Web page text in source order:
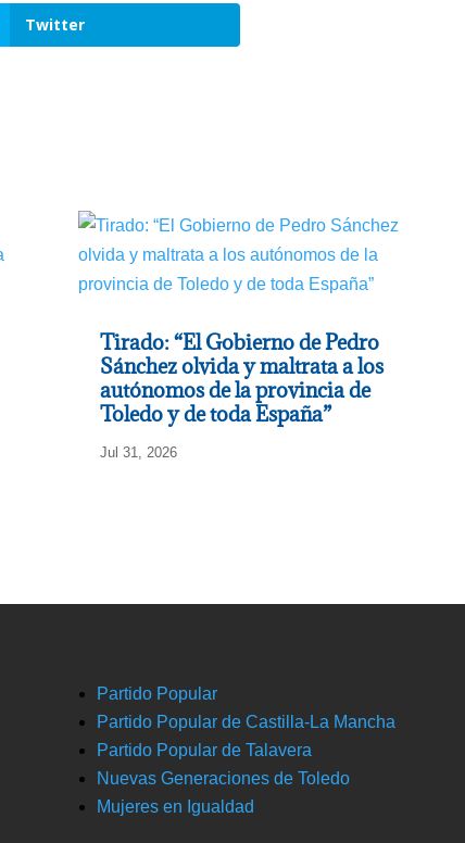
Twitter
Tirado: “El Gobierno de Pedro
Sánchez olvida y maltrata a los
autónomos de la provincia de
Toledo y de toda España”
Jul 31, 2026
Partido Popular
Partido Popular de Castilla-La Mancha
Partido Popular de Talavera
Nuevas Generaciones de Toledo
Mujeres en Igualdad